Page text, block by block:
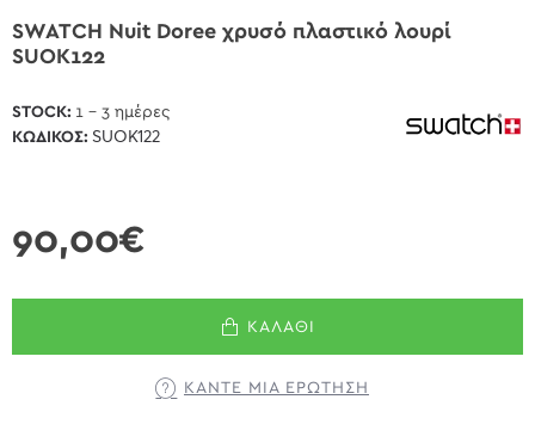
SWATCH Nuit Doree χρυσό πλαστικό λουρί
SUOK122
90,00€
STOCK: 1 - 3 ημέρες
ΚΩΔΙΚΌΣ: SUOK122
ΚΑΛΆΘΙ
ΚΆΝΤΕ ΜΊΑ ΕΡΏΤΗΣΗ